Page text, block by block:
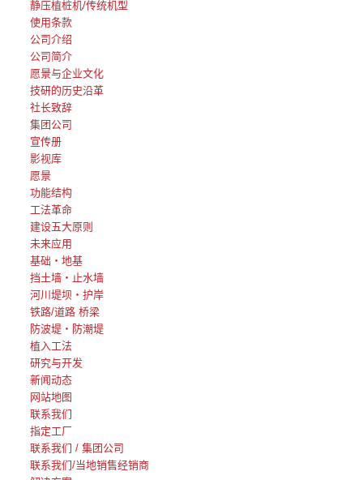
静压植桩机/传统机型
使用条款
公司介绍
公司简介
愿景与企业文化
技研的历史沿革
社长致辞
集团公司
宣传册
影视库
愿景
功能结构
工法革命
建设五大原则
未来应用
基础・地基
挡土墙・止水墙
河川堤坝・护岸
铁路/道路 桥梁
防波堤・防潮堤
植入工法
研究与开发
新闻动态
网站地图
联系我们
指定工厂
联系我们 / 集团公司
联系我们/当地销售经销商